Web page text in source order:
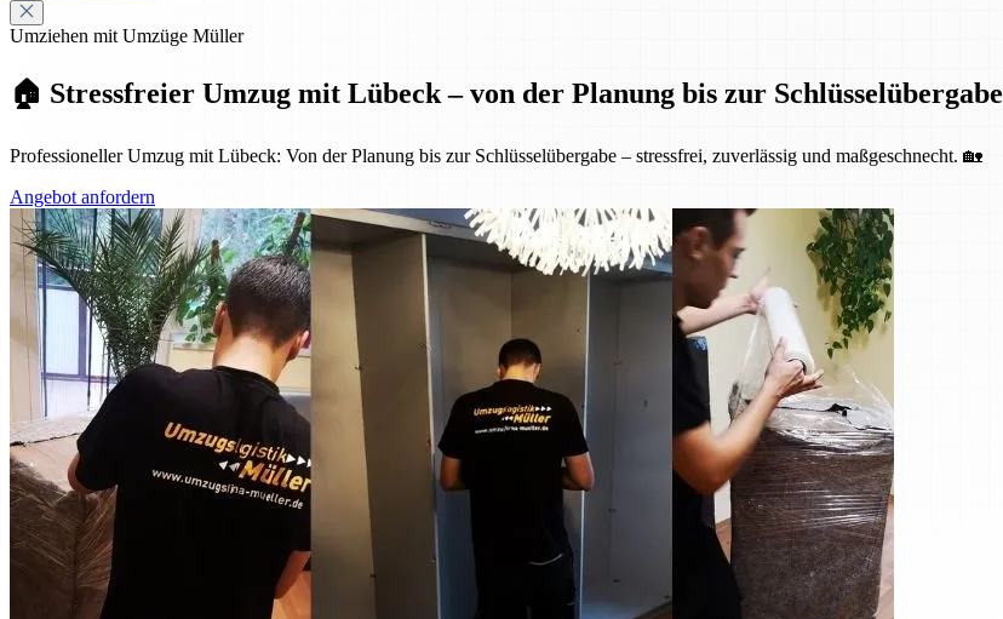
Umziehen mit Umzüge Müller
🏠 Stressfreier Umzug mit Lübeck – von der Planung bis zur Schlüsselübergabe
Professioneller Umzug mit Lübeck: Von der Planung bis zur Schlüsselübergabe – stressfrei, zuverlässig und maßgeschnecht. 🏡
Angebot anfordern